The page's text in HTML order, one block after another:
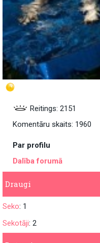
Reitings: 2151
Komentāru skaits: 1960
Par profilu
Dalība forumā
Draugi
Seko: 1
Sekotāji: 2